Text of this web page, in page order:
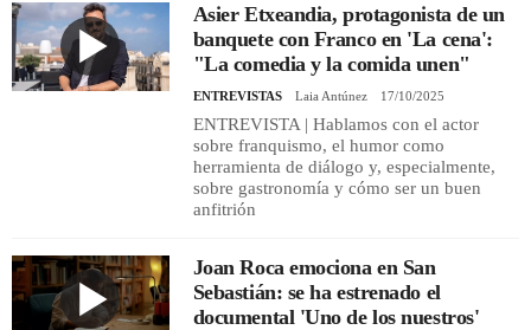
Asier Etxeandia, protagonista de un
banquete con Franco en 'La cena':
"La comedia y la comida unen"
ENTREVISTAS Laia Antúnez 17/10/2025
ENTREVISTA | Hablamos con el actor
sobre franquismo, el humor como
herramienta de diálogo y, especialmente,
sobre gastronomía y cómo ser un buen
anfitrión
Joan Roca emociona en San
Sebastián: se ha estrenado el
documental 'Uno de los nuestros'